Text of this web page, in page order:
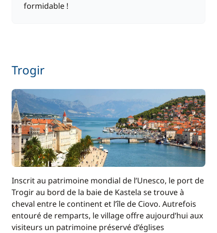
formidable !
Trogir
Inscrit au patrimoine mondial de l’Unesco, le port de
Trogir au bord de la baie de Kastela se trouve à
cheval entre le continent et l’île de Ciovo. Autrefois
entouré de remparts, le village offre aujourd’hui aux
visiteurs un patrimoine préservé d’églises